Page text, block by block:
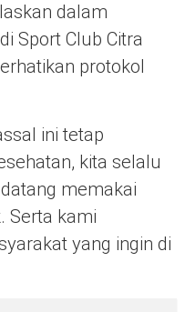
dalam
Sport Club Citra
protokol
ini tetap
kita selalu
memakai
Serta kami
yang ingin di